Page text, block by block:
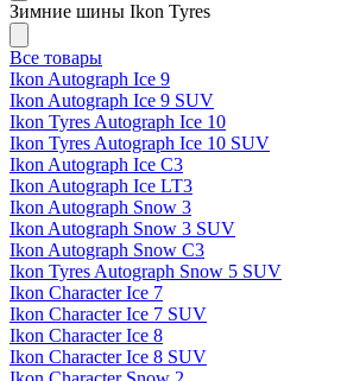
Зимние шины Ikon Tyres
Все товары
Ikon Autograph Ice 9
Ikon Autograph Ice 9 SUV
Ikon Tyres Autograph Ice 10
Ikon Tyres Autograph Ice 10 SUV
Ikon Autograph Ice C3
Ikon Autograph Ice LT3
Ikon Autograph Snow 3
Ikon Autograph Snow 3 SUV
Ikon Autograph Snow C3
Ikon Tyres Autograph Snow 5 SUV
Ikon Character Ice 7
Ikon Character Ice 7 SUV
Ikon Character Ice 8
Ikon Character Ice 8 SUV